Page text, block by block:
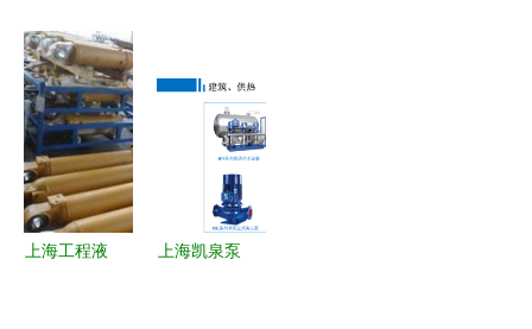
情 20mm厚
度一吨价格
与上海优质
服务解析
上海工程液
上海凯泉泵